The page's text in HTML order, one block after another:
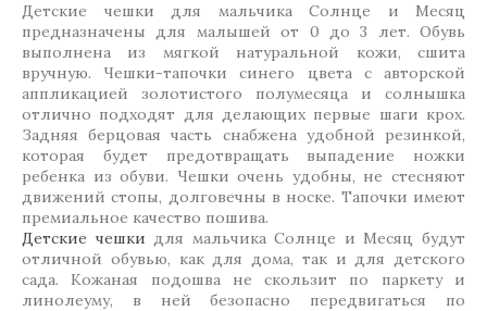
Детские чешки для мальчика Солнце и Месяц
предназначены для малышей от 0 до 3 лет. Обувь
выполнена из мягкой натуральной кожи, сшита
вручную. Чешки-тапочки синего цвета с авторской
аппликацией золотистого полумесяца и солнышка
отлично подходят для делающих первые шаги крох.
Задняя берцовая часть снабжена удобной резинкой,
которая будет предотвращать выпадение ножки
ребенка из обуви. Чешки очень удобны, не стесняют
движений стопы, долговечны в носке. Тапочки имеют
премиальное качество пошива.
Детские чешки для мальчика Солнце и Месяц будут
отличной обувью, как для дома, так и для детского
сада. Кожаная подошва не скользит по паркету и
линолеуму, в ней безопасно передвигаться по